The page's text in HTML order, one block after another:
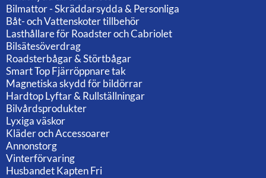
Bilmattor - Skräddarsydda & Personliga
Båt- och Vattenskoter tillbehör
Lasthållare för Roadster och Cabriolet
Bilsätesöverdrag
Roadsterbågar & Störtbågar
Smart Top Fjärröppnare tak
Magnetiska skydd för bildörrar
Hardtop Lyftar & Rullställningar
Bilvårdsprodukter
Lyxiga väskor
Kläder och Accessoarer
Annonstorg
Vinterförvaring
Husbandet Kapten Fri